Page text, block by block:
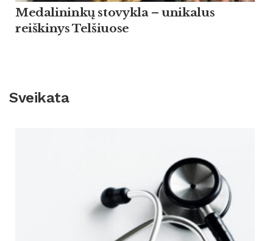
Medalininkų stovykla – unikalus
reiškinys Telšiuose
Sveikata